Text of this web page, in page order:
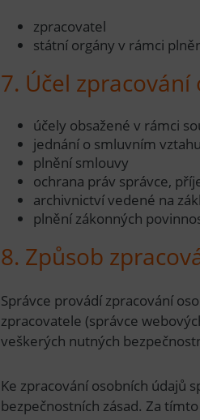
zpracovatel
státní orgány v rámci
7. Účel
účely obsažené v rámci
jednání o smluvním vztahu
plnění smlouvy
ochrana práv správce,
archivnictví vedené na
plnění zákonných
8. Způsob
Správce provádí zpracování
zpracovatele (správce
veškerých nutných
Ke zpracování osobních údajů
bezpečnostních zásad. Za